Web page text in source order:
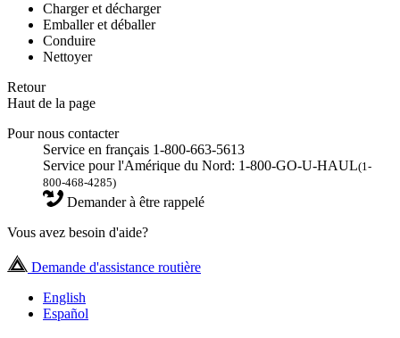
Charger et décharger
Emballer et déballer
Conduire
Nettoyer
Retour
Haut de la page
Pour nous contacter
Service en français 1-800-663-5613
Service pour l'Amérique du Nord: 1-800-GO-U-HAUL(1-
800-468-4285)
Demander à être rappelé
Vous avez besoin d'aide?
Demande d'assistance routière
English
Español